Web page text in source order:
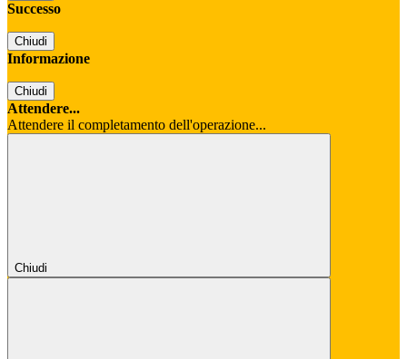
Successo
Chiudi
Informazione
Chiudi
Attendere...
Attendere il completamento dell'operazione...
Chiudi